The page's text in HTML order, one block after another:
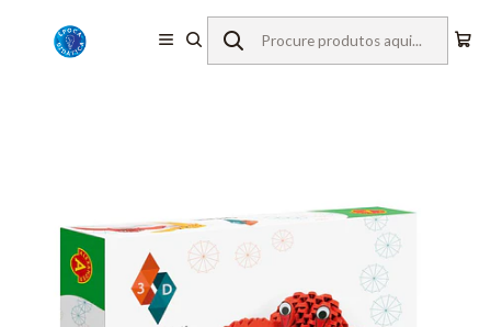
Material Didático Brinquedos Educativos
Origami 3D
+8 anos
Carangueijos